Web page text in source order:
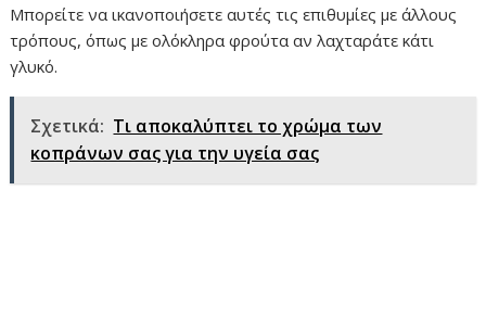
Μπορείτε να ικανοποιήσετε αυτές τις επιθυμίες με άλλους
τρόπους, όπως με ολόκληρα φρούτα αν λαχταράτε κάτι
γλυκό.
Σχετικά: Τι αποκαλύπτει το χρώμα των
κοπράνων σας για την υγεία σας